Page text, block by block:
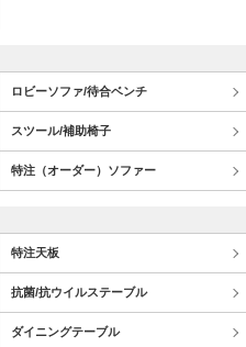
ロビーソファ/待合ベンチ
スツール/補助椅子
特注（オーダー）ソファー
特注天板
抗菌/抗ウイルステーブル
ダイニングテーブル